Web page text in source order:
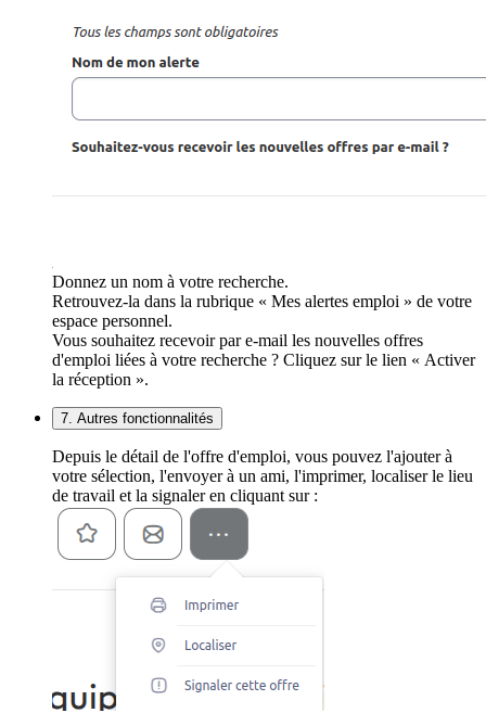
Donnez un nom à votre recherche.
Retrouvez-la dans la rubrique « Mes alertes emploi » de votre
espace personnel.
Vous souhaitez recevoir par e-mail les nouvelles offres
d'emploi liées à votre recherche ? Cliquez sur le lien « Activer
la réception ».
7. Autres fonctionnalités
Depuis le détail de l'offre d'emploi, vous pouvez l'ajouter à
votre sélection, l'envoyer à un ami, l'imprimer, localiser le lieu
de travail et la signaler en cliquant sur :